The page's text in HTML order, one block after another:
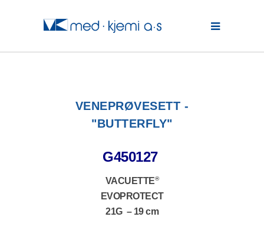
VENEPRØVESETT -
"BUTTERFLY"
G450127
VACUETTE®
EVOPROTECT
21G – 19 cm